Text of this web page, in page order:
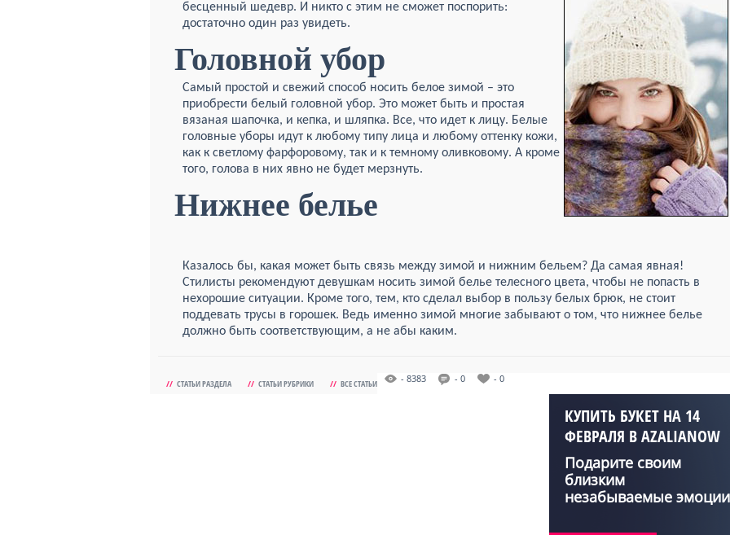
бесценный шедевр. И никто с этим не сможет поспорить:
достаточно один раз увидеть.
Головной убор
Самый простой и свежий способ носить белое зимой – это
приобрести белый головной убор. Это может быть и простая
вязаная шапочка, и кепка, и шляпка. Все, что идет к лицу. Белые
головные уборы идут к любому типу лица и любому оттенку кожи,
как к светлому фарфоровому, так и к темному оливковому. А кроме
того, голова в них явно не будет мерзнуть.
Нижнее белье
Казалось бы, какая может быть связь между зимой и нижним бельем? Да самая явная!
Стилисты рекомендуют девушкам носить зимой белье телесного цвета, чтобы не попасть в
нехорошие ситуации. Кроме того, тем, кто сделал выбор в пользу белых брюк, не стоит
поддевать трусы в горошек. Ведь именно зимой многие забывают о том, что нижнее белье
должно быть соответствующим, а не абы каким.
// СТАТЬИ РАЗДЕЛА // СТАТЬИ РУБРИКИ // ВСЕ СТАТЬИ - 8383 - 0 - 0
КУПИТЬ БУКЕТ НА 14
ФЕВРАЛЯ В AZALIANOW
Подарите своим
близким
незабываемые эмоции